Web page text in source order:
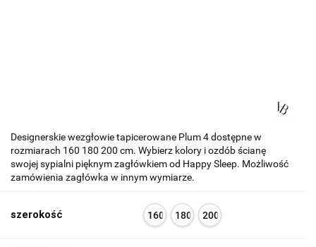
Designerskie wezgłowie tapicerowane Plum 4 dostępne w
rozmiarach 160 180 200 cm. Wybierz kolory i ozdób ścianę
swojej sypialni pięknym zagłówkiem od Happy Sleep. Możliwość
zamówienia zagłówka w innym wymiarze.
szerokość 160 180 200